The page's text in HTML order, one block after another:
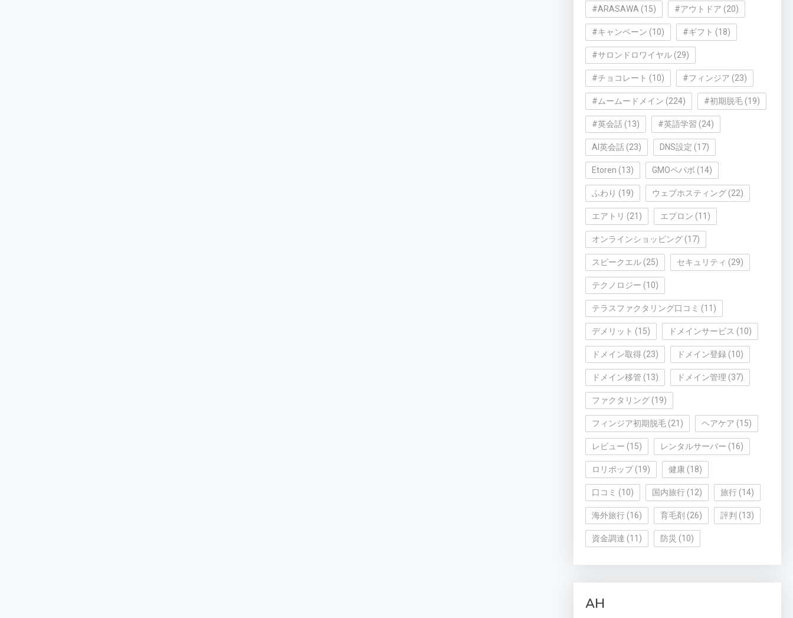
#ARASAWA (15) #アウトドア (20)
#キャンペーン (10) #ギフト (18)
#サロンドロワイヤル(29)
#チョコレート (10) #フィンジア (23)
#ムームードメイン (224) #初期脱毛(19)
#英会話(13) #英語学習 (24)
AI英会話(23) DNS設定 (17)
Etoren (13) GMOペパボ (14)
ふわり (19) ウェブホスティング(22)
エアトリ (21) エプロン (11)
オンラインショッピング(17)
スピークエル(25) セキュリティ (29)
テクノロジー (10)
テラスファクタリング口コミ (11)
デメリット (15) ドメインサービス (10)
ドメイン取得(23) ドメイン登録 (10)
ドメイン移管 (13) ドメイン管理 (37)
ファクタリング(19)
フィンジア初期脱毛(21) ヘアケア (15)
レビュー (15) レンタルサーバー (16)
ロリポップ(19) 健康(18)
口コミ (10) 国内旅行(12) 旅行(14)
海外旅行(16) 育毛剤 (26) 評判 (13)
資金調達 (11) 防災 (10)
AH